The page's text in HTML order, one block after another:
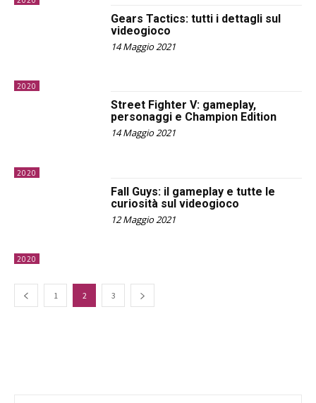
2020
Gears Tactics: tutti i dettagli sul
videogioco
14 Maggio 2021
2020
Street Fighter V: gameplay,
personaggi e Champion Edition
14 Maggio 2021
2020
Fall Guys: il gameplay e tutte le
curiosità sul videogioco
12 Maggio 2021
1 2 3